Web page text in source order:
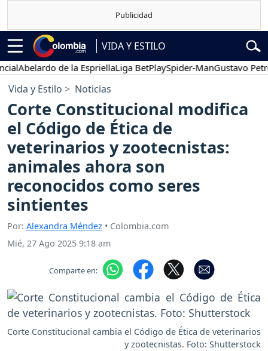
VIDA Y ESTILO
Abelardo de la EspriellaLiga BetPlaySpider-ManGustavo Petro
Vida y Estilo Noticias
Corte Constitucional modifica
el Código de Ética de
veterinarios y zootecnistas:
animales ahora son
reconocidos como seres
sintientes
Por: Alexandra Méndez • Colombia.com
Mié, 27 Ago 2025 9:18 am
Comparte en:
Corte Constitucional cambia el Código de Ética de veterinarios
y zootecnistas. Foto: Shutterstock